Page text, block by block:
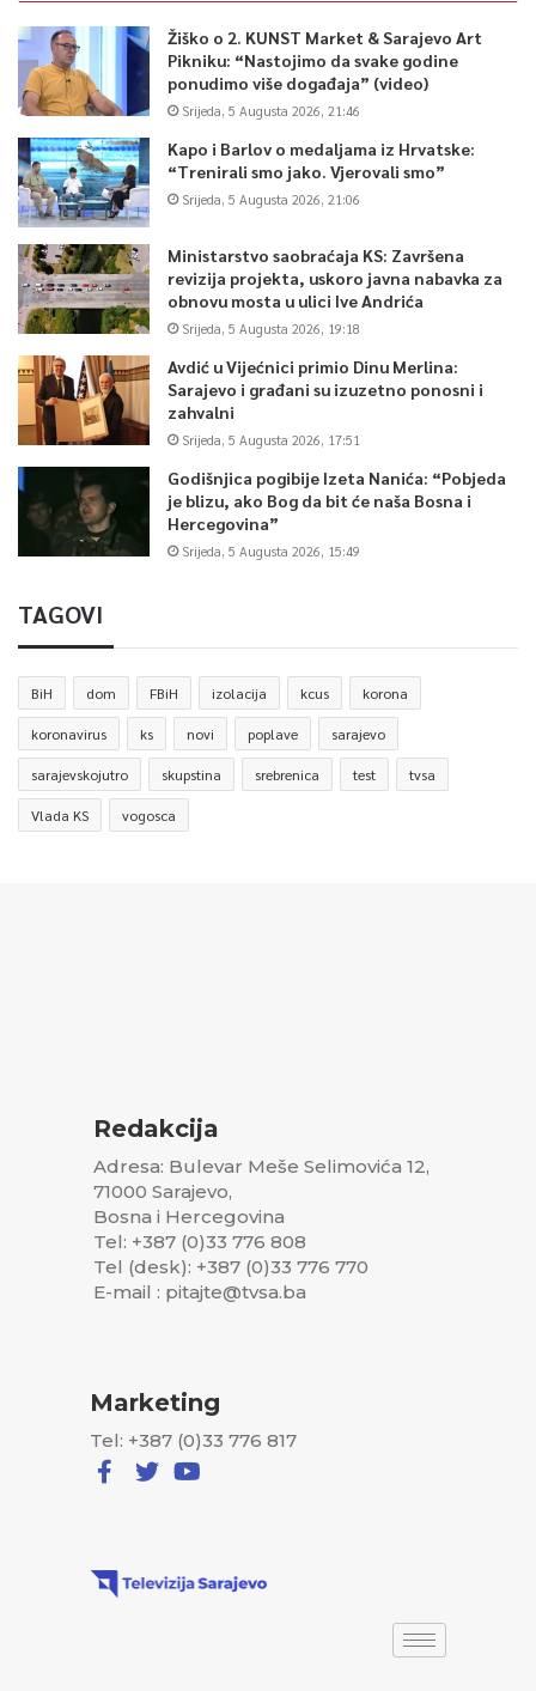
Žiško o 2. KUNST Market & Sarajevo Art
Pikniku: “Nastojimo da svake godine
ponudimo više događaja” (video)
Srijeda, 5 Augusta 2026, 21:46
Kapo i Barlov o medaljama iz Hrvatske:
“Trenirali smo jako. Vjerovali smo”
Srijeda, 5 Augusta 2026, 21:06
Ministarstvo saobraćaja KS: Završena
revizija projekta, uskoro javna nabavka za
obnovu mosta u ulici Ive Andrića
Srijeda, 5 Augusta 2026, 19:18
Avdić u Vijećnici primio Dinu Merlina:
Sarajevo i građani su izuzetno ponosni i
zahvalni
Srijeda, 5 Augusta 2026, 17:51
Godišnjica pogibije Izeta Nanića: “Pobjeda
je blizu, ako Bog da bit će naša Bosna i
Hercegovina”
Srijeda, 5 Augusta 2026, 15:49
TAGOVI
BiH dom FBiH izolacija kcus korona
koronavirus ks novi poplave sarajevo
sarajevskojutro skupstina srebrenica test tvsa
Vlada KS vogosca
Redakcija
Adresa: Bulevar Meše Selimovića 12,
71000 Sarajevo,
Bosna i Hercegovina
Tel: +387 (0)33 776 808
Tel (desk): +387 (0)33 776 770
E-mail : pitajte@tvsa.ba
Marketing
Tel: +387 (0)33 776 817